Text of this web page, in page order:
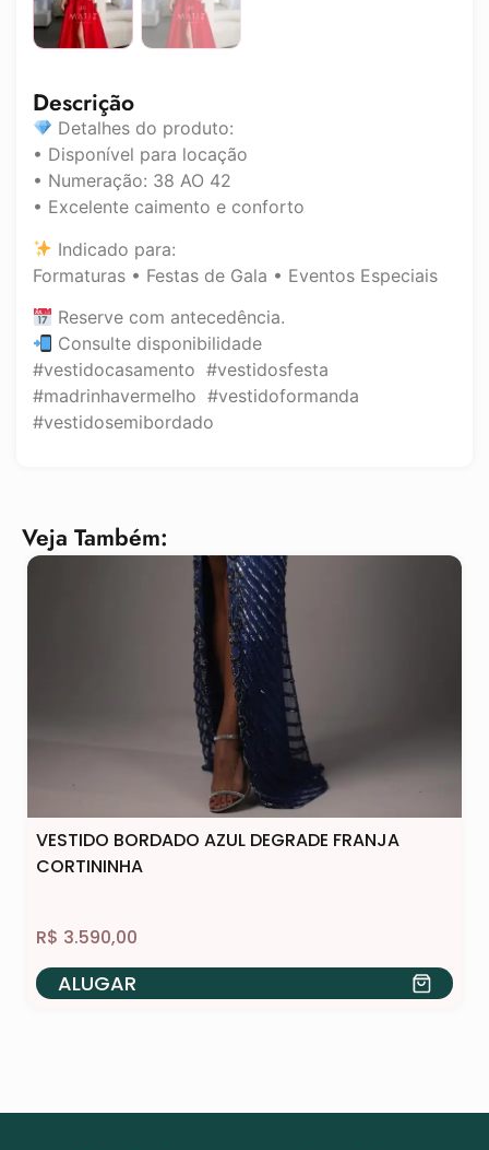
Descrição
Detalhes do produto:
• Disponível para locação
• Numeração: 38 AO 42
• Excelente caimento e conforto
Indicado para:
Formaturas • Festas de Gala • Eventos Especiais
Reserve com antecedência.
Consulte disponibilidade
#vestidocasamento #vestidosfesta
#madrinhavermelho #vestidoformanda
#vestidosemibordado
Veja Também:
VESTIDO BORDADO AZUL DEGRADE FRANJA
CORTININHA
R$ 3.590,00
ALUGAR